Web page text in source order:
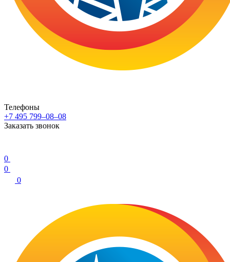
Телефоны
+7 495 799–08–08
Заказать звонок
0
0
0